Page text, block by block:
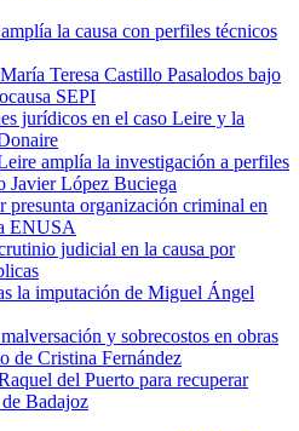
la causa con perfiles técnicos
Teresa Castillo Pasalodos bajo
SEPI
jurídicos en el caso Leire y la
amplía la investigación a perfiles
Javier López Buciega
presunta organización criminal en
ENUSA
judicial en la causa por
la imputación de Miguel Ángel
y sobrecostos en obras
de Cristina Fernández
del Puerto para recuperar
Badajoz